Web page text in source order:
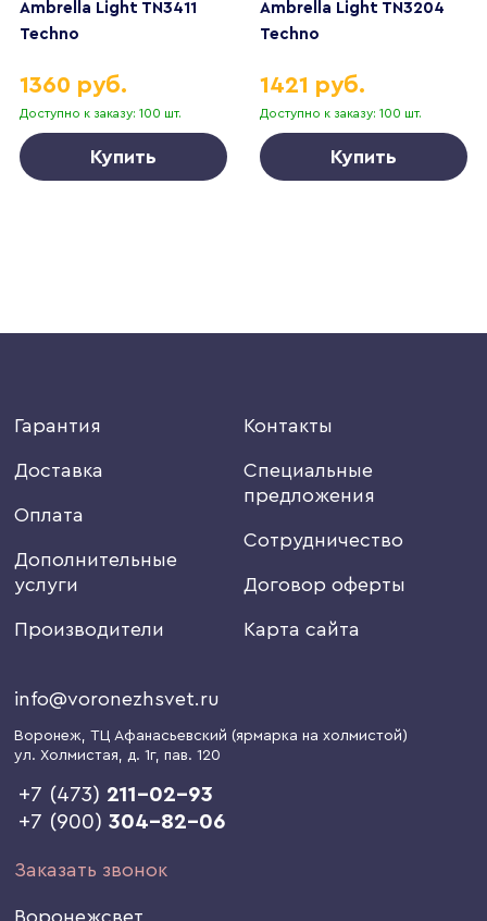
Ambrella Light TN3411
Techno
Доступно к заказу: 100 шт.
1360 руб.
Купить
Ambrella Light TN3204
Techno
Доступно к заказу: 100 шт.
1421 руб.
Купить
Гарантия
Доставка
Оплата
Дополнительные
услуги
Производители
Контакты
Специальные
предложения
Сотрудничество
Договор оферты
Карта сайта
info@voronezhsvet.ru
Воронеж, ТЦ Афанасьевский (ярмарка на холмистой)
ул. Холмистая, д. 1г, пав. 120
+7 (473) 211-02-93
+7 (900)304-82-06
Заказать звонок
Воронежсвет